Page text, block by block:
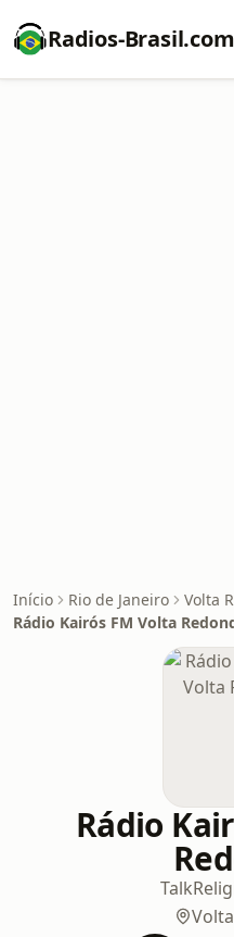
Radios-Brasil.com
Início Rio de Janeiro
Volta
Rádio Kairós FM Volta
Rádio
Talk